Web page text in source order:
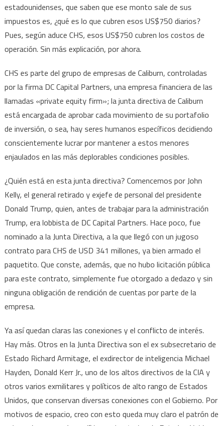
estadounidenses, que saben que ese monto sale de sus
impuestos es, ¿qué es lo que cubren esos US$750 diarios?
Pues, según aduce CHS, esos US$750 cubren los costos de
operación. Sin más explicación, por ahora.
CHS es parte del grupo de empresas de Caliburn, controladas
por la firma DC Capital Partners, una empresa financiera de las
llamadas «private equity firm»; la junta directiva de Caliburn
está encargada de aprobar cada movimiento de su portafolio
de inversión, o sea, hay seres humanos específicos decidiendo
conscientemente lucrar por mantener a estos menores
enjaulados en las más deplorables condiciones posibles.
¿Quién está en esta junta directiva? Comencemos por John
Kelly, el general retirado y exjefe de personal del presidente
Donald Trump, quien, antes de trabajar para la administración
Trump, era lobbista de DC Capital Partners. Hace poco, fue
nominado a la Junta Directiva, a la que llegó con un jugoso
contrato para CHS de USD 341 millones, ya bien armado el
paquetito. Que conste, además, que no hubo licitación pública
para este contrato, simplemente fue otorgado a dedazo y sin
ninguna obligación de rendición de cuentas por parte de la
empresa.
Ya así quedan claras las conexiones y el conflicto de interés.
Hay más. Otros en la Junta Directiva son el ex subsecretario de
Estado Richard Armitage, el exdirector de inteligencia Michael
Hayden, Donald Kerr Jr., uno de los altos directivos de la CIA y
otros varios exmilitares y políticos de alto rango de Estados
Unidos, que conservan diversas conexiones con el Gobierno. Por
motivos de espacio, creo con esto queda muy claro el patrón de